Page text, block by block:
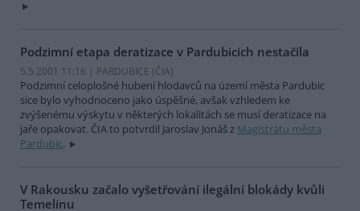
Podzimní etapa deratizace v Pardubicích nestačila
5.5.2001 11:16 | PARDUBICE (ČIA)
Podzimní celoplošné hubení hlodavců na území města Pardubic
sice bylo vyhodnoceno jako úspěšné, avšak vzhledem ke
zvýšenému výskytu v některých lokalitách se musí deratizace na
jaře opakovat. ČIA to potvrdil Jaroslav Jonáš z Magistrátu města
Pardubic.
V Rakousku začalo vyšetřování ilegální blokády kvůli
Temelínu